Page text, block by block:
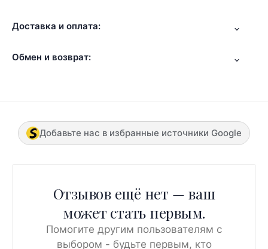
Доставка и оплата:
Обмен и возврат:
Добавьте нас в избранные источники Google
Отзывов ещё нет — ваш
может стать первым.
Помогите другим пользователям с
выбором - будьте первым, кто